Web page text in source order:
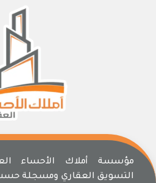
مؤسسة أملاك الأحساء
التسويق العقاري ومسجلة